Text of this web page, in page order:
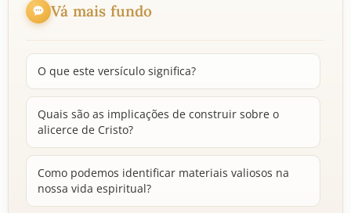
Vá mais fundo
O que este versículo significa?
Quais são as implicações de construir sobre o
alicerce de Cristo?
Como podemos identificar materiais valiosos na
nossa vida espiritual?